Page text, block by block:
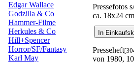
Edgar Wallace
Godzilla & Co
Hammer-Filme
Herkules & Co
Hill+Spencer
Horror/SF/Fantasy
Karl May
Pressefotos
ca. 18x24 cm
In
Presseheft
von 1980,